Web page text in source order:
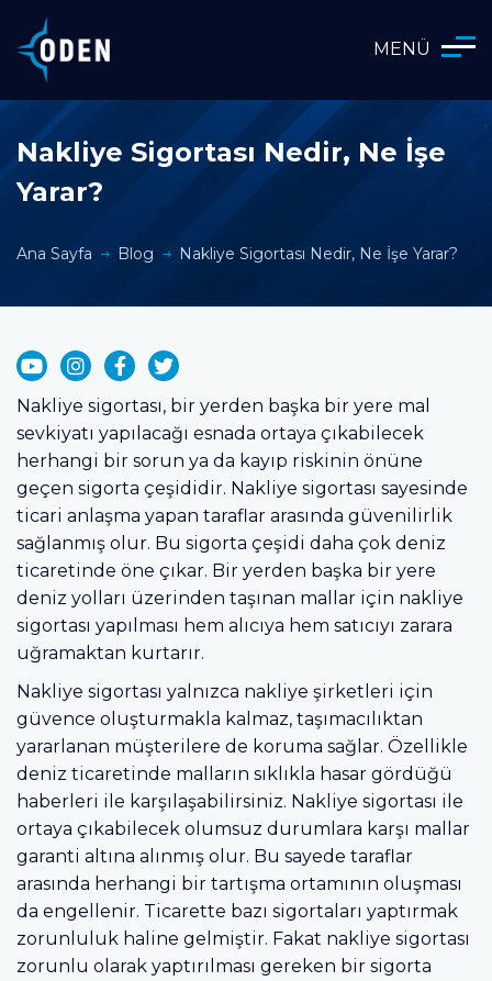
MENÜ
Nakliye Sigortası Nedir, Ne İşe
Yarar?
Ana Sayfa Blog Nakliye Sigortası Nedir, Ne İşe Yarar?
Nakliye sigortası, bir yerden başka bir yere mal
sevkiyatı yapılacağı esnada ortaya çıkabilecek
herhangi bir sorun ya da kayıp riskinin önüne
geçen sigorta çeşididir. Nakliye sigortası sayesinde
ticari anlaşma yapan taraflar arasında güvenilirlik
sağlanmış olur. Bu sigorta çeşidi daha çok deniz
ticaretinde öne çıkar. Bir yerden başka bir yere
deniz yolları üzerinden taşınan mallar için nakliye
sigortası yapılması hem alıcıya hem satıcıyı zarara
uğramaktan kurtarır.
Nakliye sigortası yalnızca nakliye şirketleri için
güvence oluşturmakla kalmaz, taşımacılıktan
yararlanan müşterilere de koruma sağlar. Özellikle
deniz ticaretinde malların sıklıkla hasar gördüğü
haberleri ile karşılaşabilirsiniz. Nakliye sigortası ile
ortaya çıkabilecek olumsuz durumlara karşı mallar
garanti altına alınmış olur. Bu sayede taraflar
arasında herhangi bir tartışma ortamının oluşması
da engellenir. Ticarette bazı sigortaları yaptırmak
zorunluluk haline gelmiştir. Fakat nakliye sigortası
zorunlu olarak yaptırılması gereken bir sigorta